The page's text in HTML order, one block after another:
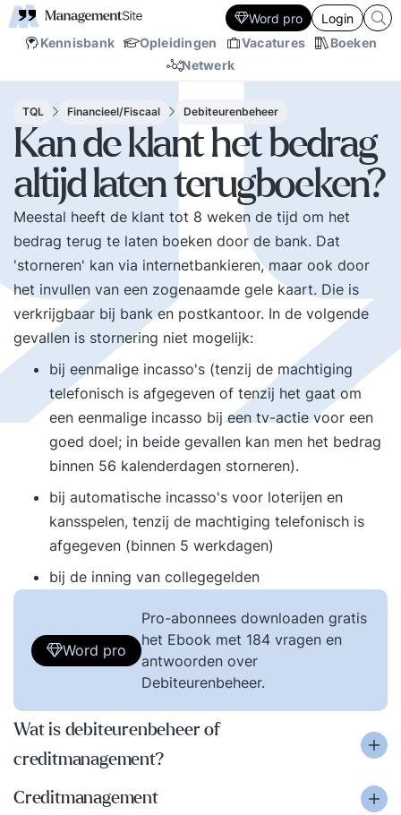
Kennisbank Opleidingen Vacatures
Boeken
Netwerk
Word pro Login
TQL Financieel/Fiscaal Debiteurenbeheer
Kan de klant het bedrag
altijd laten terugboeken?
Meestal heeft de klant tot 8 weken de tijd om het
bedrag terug te laten boeken door de bank. Dat
'storneren' kan via internetbankieren, maar ook door
het invullen van een zogenaamde gele kaart. Die is
verkrijgbaar bij bank en postkantoor. In de volgende
gevallen is stornering niet mogelijk:
bij eenmalige incasso's (tenzij de machtiging
telefonisch is afgegeven of tenzij het gaat om
een eenmalige incasso bij een tv-actie voor een
goed doel; in beide gevallen kan men het bedrag
binnen 56 kalenderdagen storneren).
bij automatische incasso's voor loterijen en
kansspelen, tenzij de machtiging telefonisch is
afgegeven (binnen 5 werkdagen)
bij de inning van collegegelden
Word pro
Pro-abonnees downloaden gratis
het Ebook met 184 vragen en
antwoorden over
Debiteurenbeheer.
Wat is debiteurenbeheer of
creditmanagement?
Creditmanagement